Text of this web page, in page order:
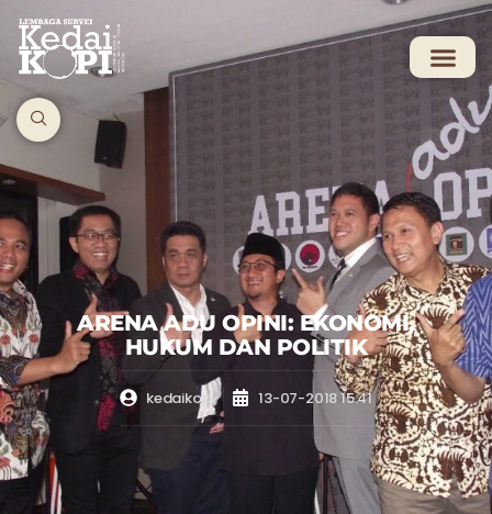
ARENA ADU OPINI: EKONOMI,
HUKUM DAN POLITIK
kedaikopi 13-07-2018 15:41